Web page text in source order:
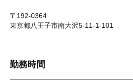
〒192-0364
東京都八王子市南大沢5-11-1-101
勤務時間